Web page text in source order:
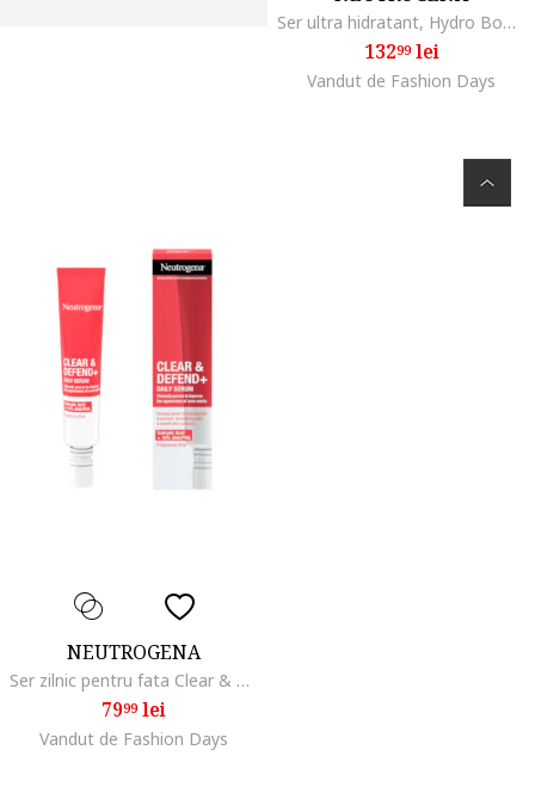
Ser ultra hidratant, Hydro Boost, 30ml
13299lei
Vandut de Fashion Days
NEUTROGENA
Ser zilnic pentru fata Clear & Defend +, pentru prevenirea acneei
7999lei
Vandut de Fashion Days